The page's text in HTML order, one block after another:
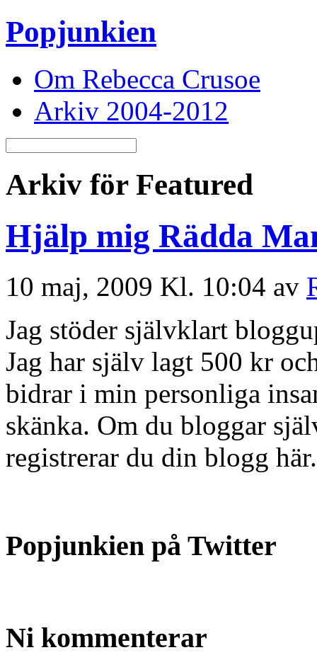
Popjunkien
Om Rebecca Crusoe
Arkiv 2004-2012
Arkiv för Featured
Hjälp mig Rädda
10 maj, 2009 Kl. 10:04 av
Jag stöder självklart
Jag har själv lagt 500 kr
bidrar i min personliga
skänka. Om du bloggar
registrerar du din blogg här.
Popjunkien på Twitter
Ni kommenterar